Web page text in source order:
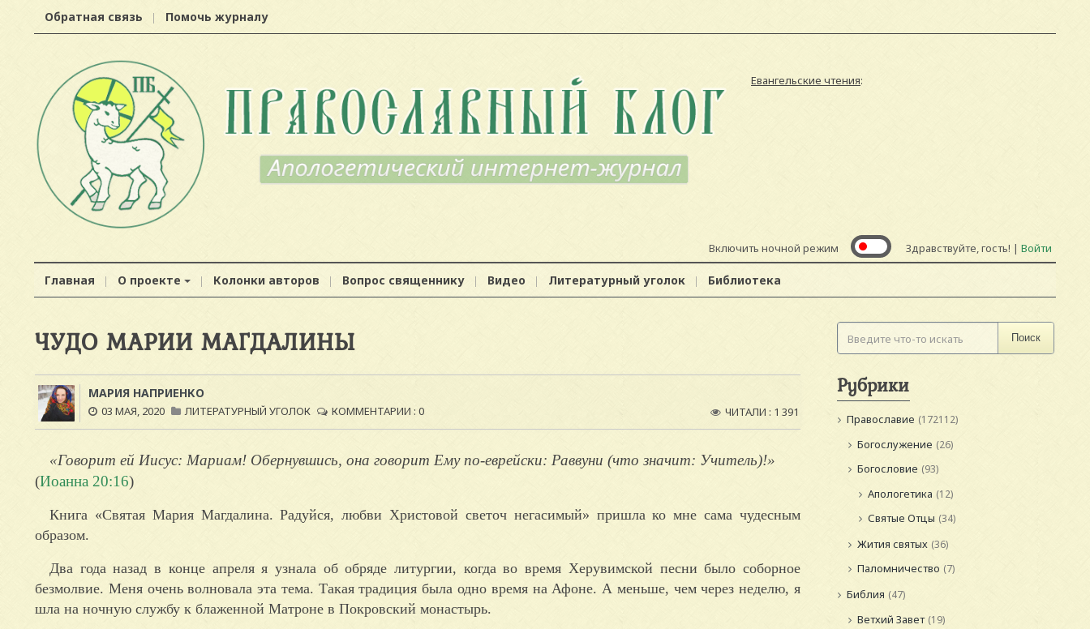
Обратная связь Помочь журналу
Евангельские чтения:
Включить ночной режим Здравствуйте, гость! | Войти
Главная О проекте Колонки авторов Вопрос священнику Видео Литературный уголок Библиотека
ЧУДО МАРИИ МАГДАЛИНЫ
МАРИЯ НАПРИЕНКО
03 МАЯ, 2020 ЛИТЕРАТУРНЫЙ УГОЛОК КОММЕНТАРИИ : 0 ЧИТАЛИ : 1 391
«Говорит ей Иисус: Мариам! Обернувшись, она говорит Ему по-еврейски: Раввуни (что значит: Учитель)!»
(Иоанна 20:16)
Книга «Святая Мария Магдалина. Радуйся, любви Христовой светоч негасимый» пришла ко мне сама чудесным
образом.
Два года назад в конце апреля я узнала об обряде литургии, когда во время Херувимской песни было соборное
безмолвие. Меня очень волновала эта тема. Такая традиция была одно время на Афоне. А меньше, чем через неделю, я
шла на ночную службу к блаженной Матроне в Покровский монастырь.
Поиск
Рубрики
Православие (172112)
Богослужение (26)
Богословие (93)
Апологетика (12)
Святые Отцы (34)
Жития святых (36)
Паломничество (7)
Библия (47)
Ветхий Завет (19)